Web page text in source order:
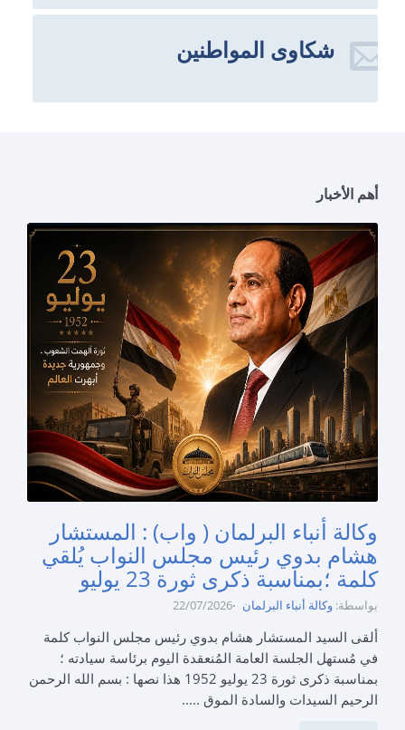
شكاوى المواطنين
أهم الأخبار
وكالة أنباء البرلمان ( واب) : المستشار
هشام بدوي رئيس مجلس النواب يُلقي
كلمة ؛بمناسبة ذكرى ثورة 23 يوليو
بواسطة: وكالة أنباء البرلمان 22/07/2026
ألقى السيد المستشار هشام بدوي رئيس مجلس النواب كلمة
في مُستهل الجلسة العامة المُنعقدة اليوم برئاسة سيادته ؛
بمناسبة ذكرى ثورة 23 يوليو 1952 هذا نصها : بسم الله الرحمن
الرحيم السيدات والسادة الموق .....